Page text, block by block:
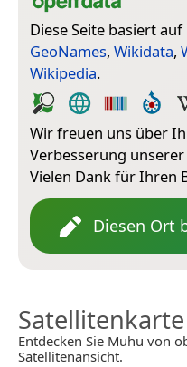
Diese Seite basiert auf
GeoNames, Wikidata,
Wikipedia.
Wir freuen uns über
Verbesserung
Vielen Dank für Ihren
Diesen Ort
Satellitenkarte
Entdecken Sie Muhu von
Satellitenansicht.